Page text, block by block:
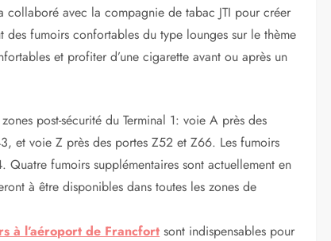
collaboré avec la compagnie de tabac JTI pour créer
des fumoirs confortables du type lounges sur le thème
et profiter d’une cigarette avant ou après un
post-sécurité du Terminal 1: voie A près des
et voie Z près des portes Z52 et Z66. Les fumoirs
fumoirs supplémentaires sont actuellement en
à être disponibles dans toutes les zones de
à l’aéroport de Francfort sont indispensables pour